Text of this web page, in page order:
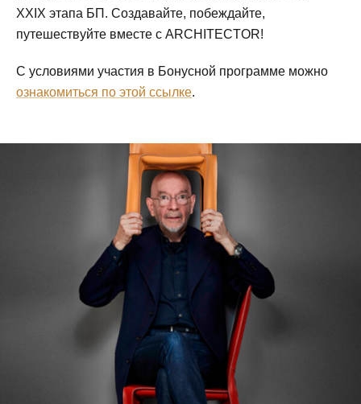
XXIX этапа БП. Создавайте, побеждайте,
путешествуйте вместе с ARCHITECTOR!
С условиями участия в Бонусной программе можно
ознакомиться по этой ссылке.